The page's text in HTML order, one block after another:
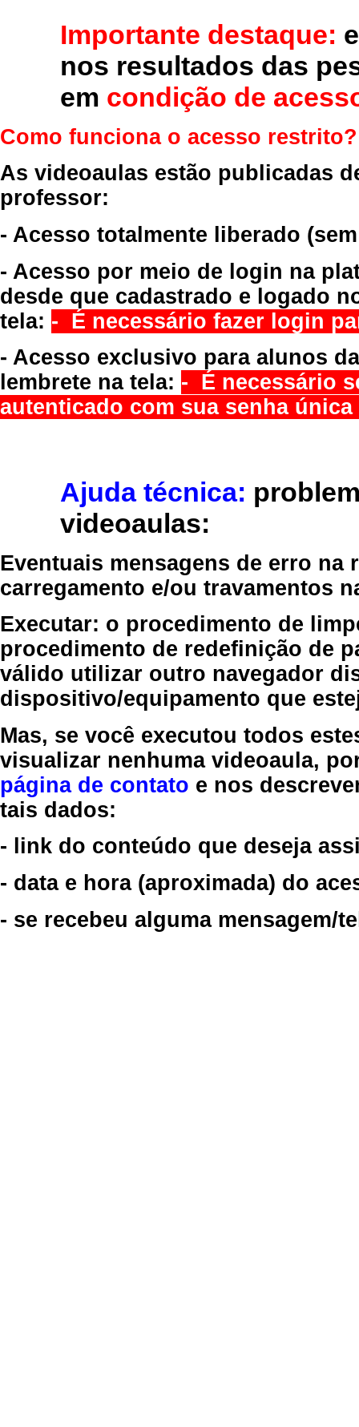
Importante destaque:
nos resultados das
em condição de
Como funciona o acesso restrito?
As videoaulas estão publicadas
professor:
- Acesso totalmente liberado
- Acesso por meio de login na
desde que cadastrado e logado
tela: - É necessário fazer login
- Acesso exclusivo para alunos
lembrete na tela: - É necessário
autenticado com sua senha
Ajuda técnica:
videoaulas:
Eventuais mensagens de erro
carregamento e/ou travamentos
Executar: o procedimento de
procedimento de redefinição de
válido utilizar outro navegador
dispositivo/equipamento que
Mas, se você executou todos
visualizar nenhuma videoaula,
página de contato e nos
tais dados:
- link do conteúdo que deseja
- data e hora (aproximada) do
- se recebeu alguma mensagem/